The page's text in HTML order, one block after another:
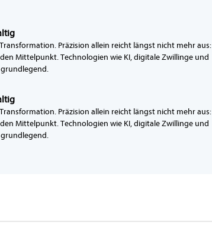
Präzision allein reicht längst nicht mehr aus:
Mittelpunkt. Technologien wie KI, digitale Zwillinge und
Präzision allein reicht längst nicht mehr aus:
Mittelpunkt. Technologien wie KI, digitale Zwillinge und